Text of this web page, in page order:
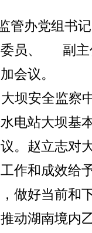
管办党组书
员、
副
会议。
坝安全监察
电站大坝基
。赵立志对
作和成效给
做好当前和
动湖南境内